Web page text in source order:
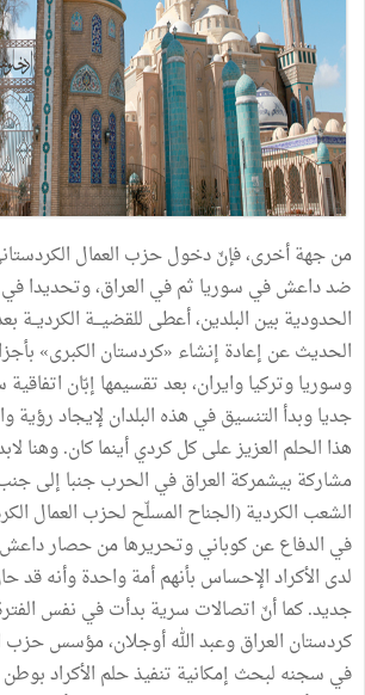
منجهةأخرى،فإنّدخولحزب العمال
ضدداعشفي سوريا ثمفي العراق،وتحديدافي
الحدودية بين البلدين،أعطى للقضيـــة الكرديــة
الحديثعن إعادة إنشاء «كردستان الكبرى»
وسورياوتركياوايران،بعدتقسيمها إبّان اتفاقية
جدياوبدأ التنسيقفي هذه البلدان لإيجادرؤية
هذا الحلم العزيزعلىكلكرديأينماكان.وهنا
مشاركة بيشمركة العراقفي الحربجنبا إلى
الشعب الكردية(الجناح المسلّح لحزب العمال
في الدفاععنكوبانيوتحريرهامنحصارداعش
لدى الأكرادالإحساس بأنهمأمةواحدةوأنهقد
جديد.كماأنّ اتصالات سرية بدأتفي نفس
كردستان العراقوعبداللهأوجلان،مؤسسحزب
في سجنه لبحث إمكانية تنفيذحلم الأكرادبوطن